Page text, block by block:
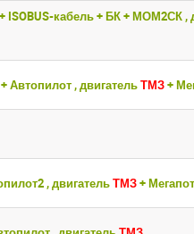
кабель + БК + МОМ2СК ,
Автопилот , двигательТМЗ+
, двигательТМЗ+